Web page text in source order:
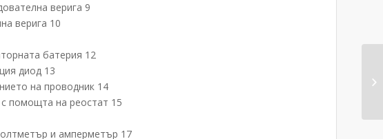
верига 9
верига 10
батерия 12
диод 13
на проводник 14
помощта на реостат 15
и амперметър 17